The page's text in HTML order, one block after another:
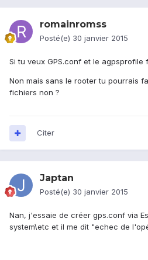
romainromss
Posté(e) 30 janvier 2015
Si tu veux GPS.conf et le agpsprofile
Non mais sans le rooter tu pourrais
fichiers non ?
Citer
Japtan
Posté(e) 30 janvier 2015
Nan, j'essaie de créer gps.conf via
system\etc et il me dit "echec de